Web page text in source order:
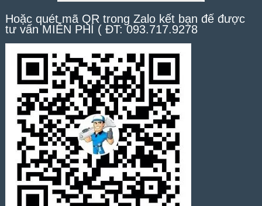
Hoặc quét mã QR trong Zalo kết bạn để được
tư vấn MIỄN PHÍ ( ĐT: 093.717.9278